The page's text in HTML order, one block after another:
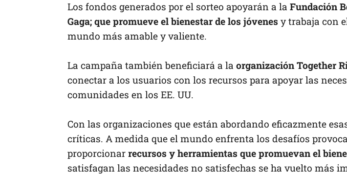
Los fondos generados por el sorteo apoyarán a la Fundación
Gaga; que promueve el bienestar de los jóvenes y trabaja con
mundo más amable y valiente.
La campaña también beneficiará a la organización Together
conectar a los usuarios con los recursos para apoyar las
comunidades en los EE. UU.
Con las organizaciones que están abordando eficazmente
críticas. A medida que el mundo enfrenta los desafíos
proporcionar recursos y herramientas que promuevan el
satisfagan las necesidades no satisfechas se ha vuelto más